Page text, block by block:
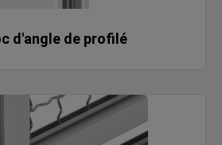
d'angle de profilé